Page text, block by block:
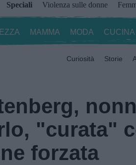
Speciali Violenza sulle donne
MAMMA MODA CUCINA
Curiosità Storie
"curata"
forzata